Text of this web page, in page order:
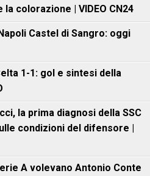
colorazione | VIDEO CN24
Castel di Sangro: oggi
1-1: gol e sintesi della
la prima diagnosi della SSC
condizioni del difensore |
A volevano Antonio Conte